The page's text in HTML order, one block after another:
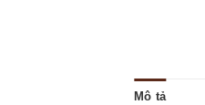
Mô tả